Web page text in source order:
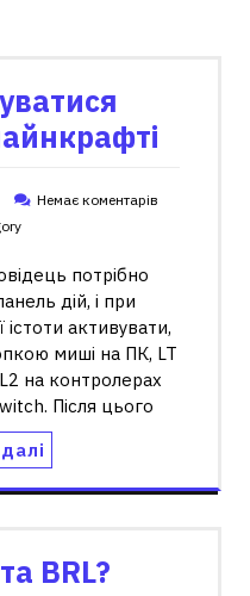
Немає коментарів
потрібно
дій, і при
активувати,
миші на ПК, LT
на контролерах
Після цього
BRL?